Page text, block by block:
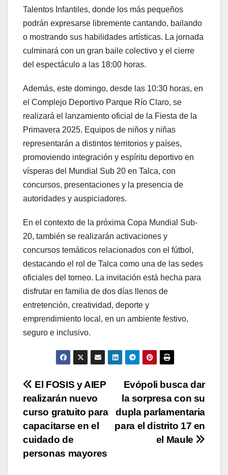
Talentos Infantiles, donde los más pequeños
podrán expresarse libremente cantando, bailando
o mostrando sus habilidades artísticas. La jornada
culminará con un gran baile colectivo y el cierre
del espectáculo a las 18:00 horas.
Además, este domingo, desde las 10:30 horas, en
el Complejo Deportivo Parque Río Claro, se
realizará el lanzamiento oficial de la Fiesta de la
Primavera 2025. Equipos de niños y niñas
representarán a distintos territorios y países,
promoviendo integración y espíritu deportivo en
vísperas del Mundial Sub 20 en Talca, con
concursos, presentaciones y la presencia de
autoridades y auspiciadores.
En el contexto de la próxima Copa Mundial Sub-
20, también se realizarán activaciones y
concursos temáticos relacionados con el fútbol,
destacando el rol de Talca como una de las sedes
oficiales del torneo. La invitación está hecha para
disfrutar en familia de dos días llenos de
entretención, creatividad, deporte y
emprendimiento local, en un ambiente festivo,
seguro e inclusivo.
Navegación
de
entradas
Evópoli busca dar
la sorpresa con su
dupla parlamentaria
para el distrito 17 en
el Maule
El FOSIS y AIEP
realizarán nuevo
curso gratuito para
capacitarse en el
cuidado de
personas mayores